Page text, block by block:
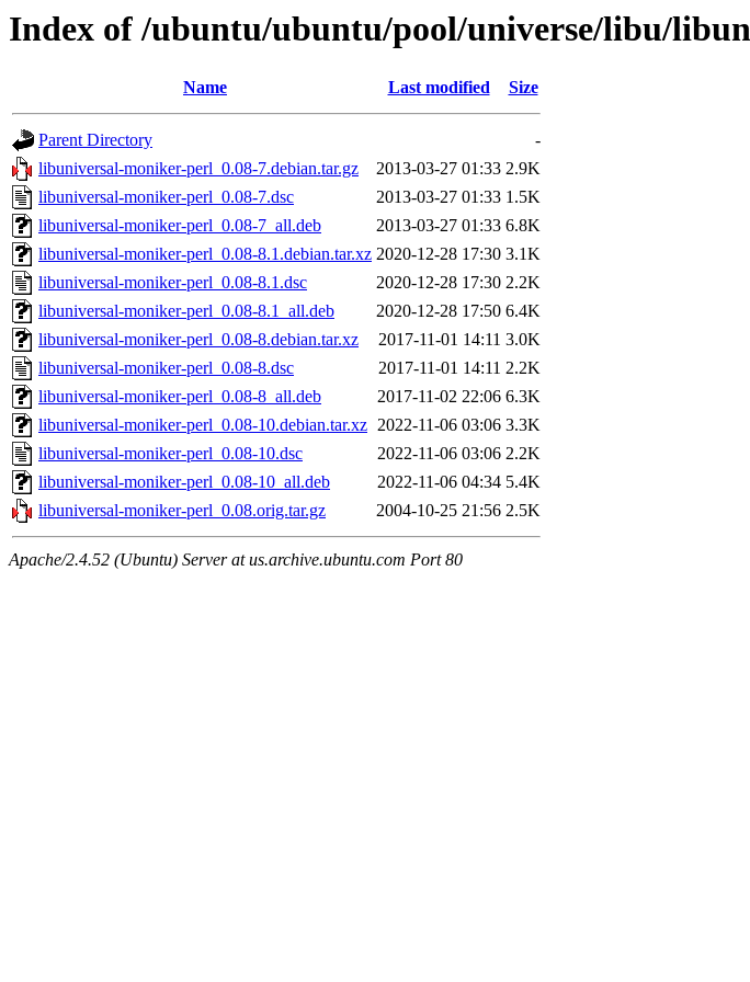
Index of /ubuntu/ubuntu/pool/universe/libu/
Name Last modified Size
Parent Directory
-
libuniversal-moniker-perl_0.08-7.debian.tar.gz
2013-03-27 01:33 2.9K
libuniversal-moniker-perl_0.08-7.dsc
2013-03-27 01:33 1.5K
libuniversal-moniker-perl_0.08-7_all.deb
2013-03-27 01:33 6.8K
libuniversal-moniker-perl_0.08-8.1.debian.tar.xz 2020-12-28 17:30 3.1K
libuniversal-moniker-perl_0.08-8.1.dsc
2020-12-28 17:30 2.2K
libuniversal-moniker-perl_0.08-8.1_all.deb
2020-12-28 17:50 6.4K
libuniversal-moniker-perl_0.08-8.debian.tar.xz
2017-11-01 14:11 3.0K
libuniversal-moniker-perl_0.08-8.dsc
2017-11-01 14:11 2.2K
libuniversal-moniker-perl_0.08-8_all.deb
2017-11-02 22:06 6.3K
libuniversal-moniker-perl_0.08-10.debian.tar.xz 2022-11-06 03:06 3.3K
libuniversal-moniker-perl_0.08-10.dsc
2022-11-06 03:06 2.2K
libuniversal-moniker-perl_0.08-10_all.deb
2022-11-06 04:34 5.4K
libuniversal-moniker-perl_0.08.orig.tar.gz
2004-10-25 21:56 2.5K
Apache/2.4.52 (Ubuntu) Server at us.archive.ubuntu.com Port 80